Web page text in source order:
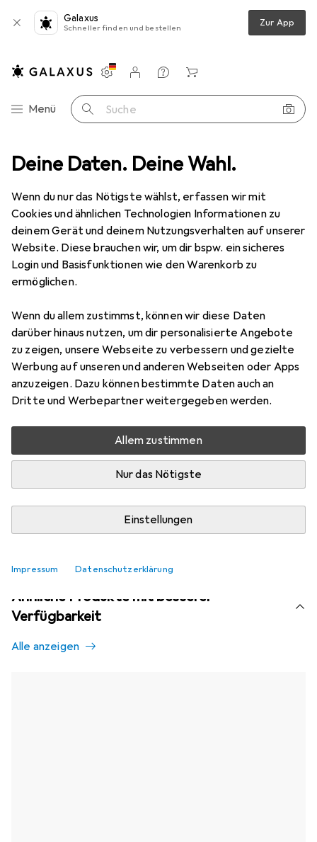
Deine Daten. Deine Wahl.
Wenn du nur das Nötigste wählst, erfassen wir mit
Cookies und ähnlichen Technologien Informationen zu
deinem Gerät und deinem Nutzungsverhalten auf unserer
Website. Diese brauchen wir, um dir bspw. ein sicheres
Login und Basisfunktionen wie den Warenkorb zu
ermöglichen.
Wenn du allem zustimmst, können wir diese Daten
darüber hinaus nutzen, um dir personalisierte Angebote
zu zeigen, unsere Webseite zu verbessern und gezielte
Werbung auf unseren und anderen Webseiten oder Apps
anzuzeigen. Dazu können bestimmte Daten auch an
Dritte und Werbepartner weitergegeben werden.
Allem zustimmen
Nur das Nötigste
Einstellungen
Impressum Datenschutzerklärung
Galaxus
Schneller finden und bestellen Zur App
Navigation nach Kategorien
Menü Suche
Einstellungen
Kundenkonto
Vergleichslisten
Merklisten
Warenkorb
Duschmittel Roger & Gallet Fleur D'Osmanthus Duschgel
2 Bilder
Roger & GalletFleur D'Osmanthus
Duschgel
200 ml
Bewertungen
Aktuell nicht lieferbar
Vergleichen
Kostenloser Versand ab 30,– i
Ähnliche Produkte mit besserer
Verfügbarkeit
Alle anzeigen